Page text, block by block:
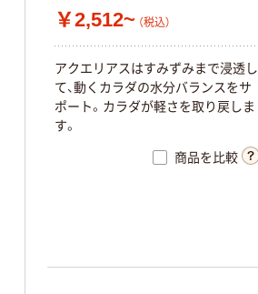
￥2,512~ （税込）
アクエリアスはすみずみまで浸透し
て、動くカラダの水分バランスをサ
ポート。カラダが軽さを取り戻しま
す。
商品を比較